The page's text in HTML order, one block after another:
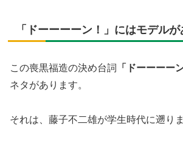
「ドーーーーン！」にはモデル
この喪黒福造の決め台詞 「ドーーーー
ネタがあります。
それは、藤子不二雄が学生時代に遡りま